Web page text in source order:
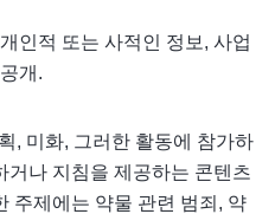
인적 또는 사적인 정보, 사업
개.
, 미화, 그러한 활동에 참가하
거나 지침을 제공하는 콘텐츠
주제에는 약물 관련 범죄, 약